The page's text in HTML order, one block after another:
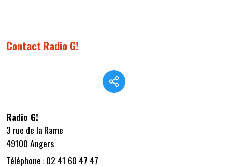
Contact Radio G!
Radio G!
3 rue de la Rame
49100 Angers
Téléphone : 02 41 60 47 47